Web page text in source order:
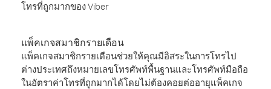
โทรที่ถูกมากของ Viber
แพ็คเกจสมาชิกรายเดือน
แพ็คเกจสมาชิกรายเดือนช่วยให้คุณมีอิสระในการโทรไป
ต่างประเทศถึงหมายเลขโทรศัพท์พื้นฐานและโทรศัพท์มือถือ
ในอัตราค่าโทรที่ถูกมากได้โดยไม่ต้องคอยต่ออายุแพ็คเกจ